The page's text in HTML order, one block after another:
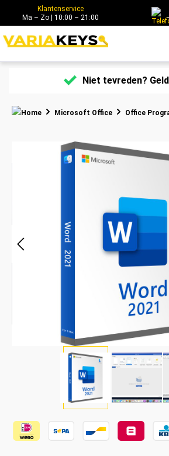
Klantenservice
Ma – Zo | 10:00 – 21:00
Niet tevreden?
Microsoft Office Office
Afbeeldingengalerij overslaan